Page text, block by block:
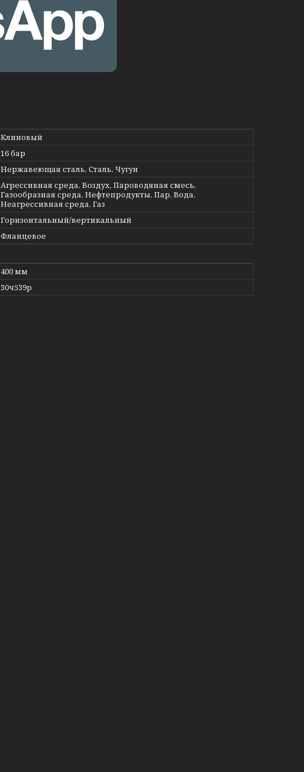
Клиновый
16 бар
Нержавеющая сталь, Сталь, Чугун
Агрессивная среда, Воздух, Пароводяная смесь,
Газообразная среда, Нефтепродукты, Пар, Вода,
Неагрессивная среда, Газ
Горизонтальный/вертикальный
Фланцевое
400 мм
30ч539р